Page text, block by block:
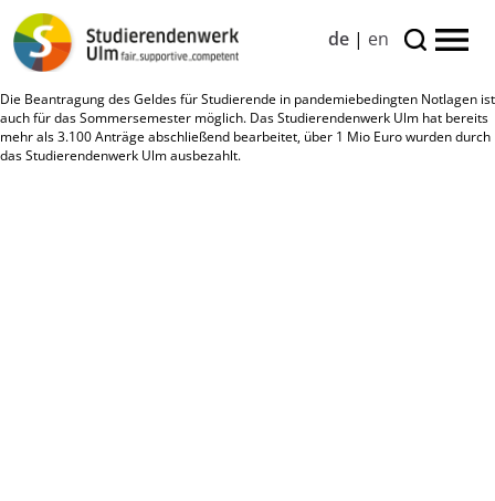
de| en
Die Beantragung des Geldes für Studierende in pandemiebedingten Notlagen ist
auch für das Sommersemester möglich. Das Studierendenwerk Ulm hat bereits
mehr als 3.100 Anträge abschließend bearbeitet, über 1 Mio Euro wurden durch
das Studierendenwerk Ulm ausbezahlt.